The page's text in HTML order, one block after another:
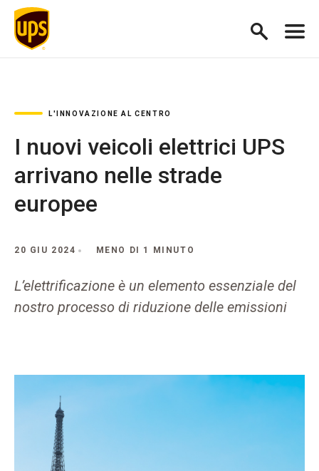
L'INNOVAZIONE AL CENTRO
I nuovi veicoli elettrici UPS
arrivano nelle strade
europee
20 GIU 2024 MENO DI 1 MINUTO
L’elettrificazione è un elemento essenziale del
nostro processo di riduzione delle emissioni